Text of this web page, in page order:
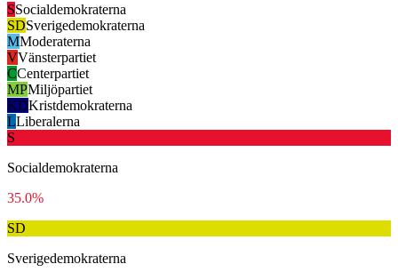
SSocialdemokraterna
SDSverigedemokraterna
MModeraterna
VVänsterpartiet
CCenterpartiet
MPMiljöpartiet
KDKristdemokraterna
LLiberalerna
S
Socialdemokraterna
35.0%
SD
Sverigedemokraterna